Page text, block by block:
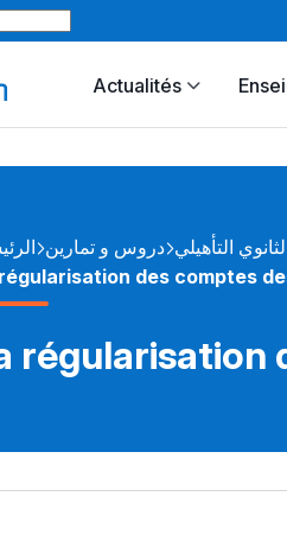
Actualités
دروس و تمارين التأهيلي
des comptes
régularisation